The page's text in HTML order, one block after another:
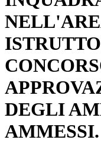
DEGLI
AMMESSI.